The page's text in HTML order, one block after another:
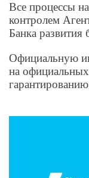
Все процессы
контролем
Банка развития
Официальную
на